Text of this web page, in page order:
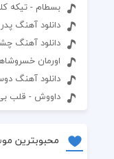
بسطام - تیکه
دانلود آهنگ پدر
دانلود آهنگ
اورمان
دانلود آهنگ
داووش - قلب
محبوبترین